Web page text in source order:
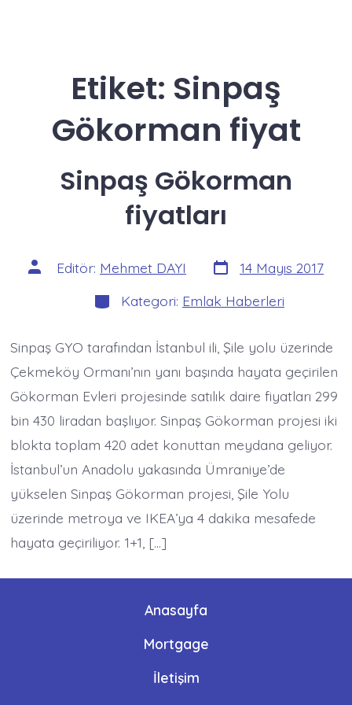
Etiket: Sinpaş
Gökorman fiyat
Sinpaş Gökorman
fiyatları
Yazının
yazarı
Editör: Mehmet DAYI Yazı
tarihi
14 Mayıs 2017
Kategoriler
Kategori: Emlak Haberleri
Sinpaş GYO tarafından İstanbul ili, Şile yolu üzerinde
Çekmeköy Ormanı’nın yanı başında hayata geçirilen
Gökorman Evleri projesinde satılık daire fiyatları 299
bin 430 liradan başlıyor. Sinpaş Gökorman projesi iki
blokta toplam 420 adet konuttan meydana geliyor.
İstanbul’un Anadolu yakasında Ümraniye’de
yükselen Sinpaş Gökorman projesi, Şile Yolu
üzerinde metroya ve IKEA’ya 4 dakika mesafede
hayata geçiriliyor. 1+1, […]
Anasayfa
Mortgage
İletişim